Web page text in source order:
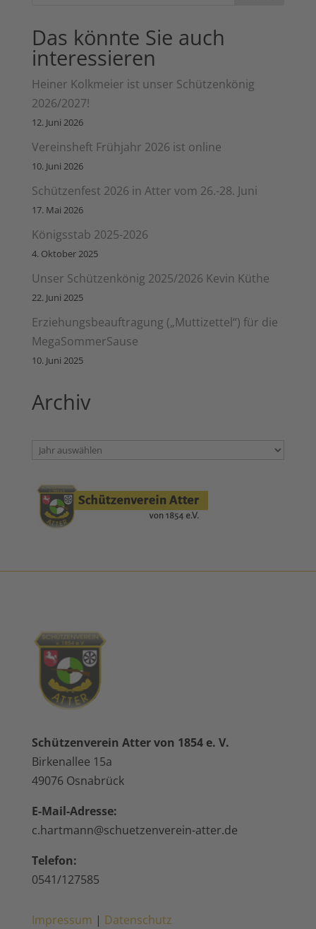
Das könnte Sie auch
interessieren
Heiner Kolkmeier ist unser Schützenkönig
2026/2027!
12. Juni 2026
Vereinsheft Frühjahr 2026 ist online
10. Juni 2026
Schützenfest 2026 in Atter vom 26.-28. Juni
17. Mai 2026
Königsstab 2025-2026
4. Oktober 2025
Unser Schützenkönig 2025/2026 Kevin Küthe
22. Juni 2025
Erziehungsbeauftragung („Muttizettel“) für die
MegaSommerSause
10. Juni 2025
Archiv
Archiv
Schützenverein Atter von 1854 e. V.
Birkenallee 15a
49076 Osnabrück
E-Mail-Adresse:
c.hartmann@schuetzenverein-atter.de
Telefon:
0541/127585
Impressum | Datenschutz